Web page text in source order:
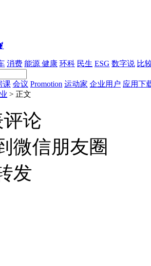
消费 能源 健康 环科 民生 ESG 数字说 比
课 会议 Promotion 运动家 企业用户 应用下
> 正文
论
微信朋友圈
发